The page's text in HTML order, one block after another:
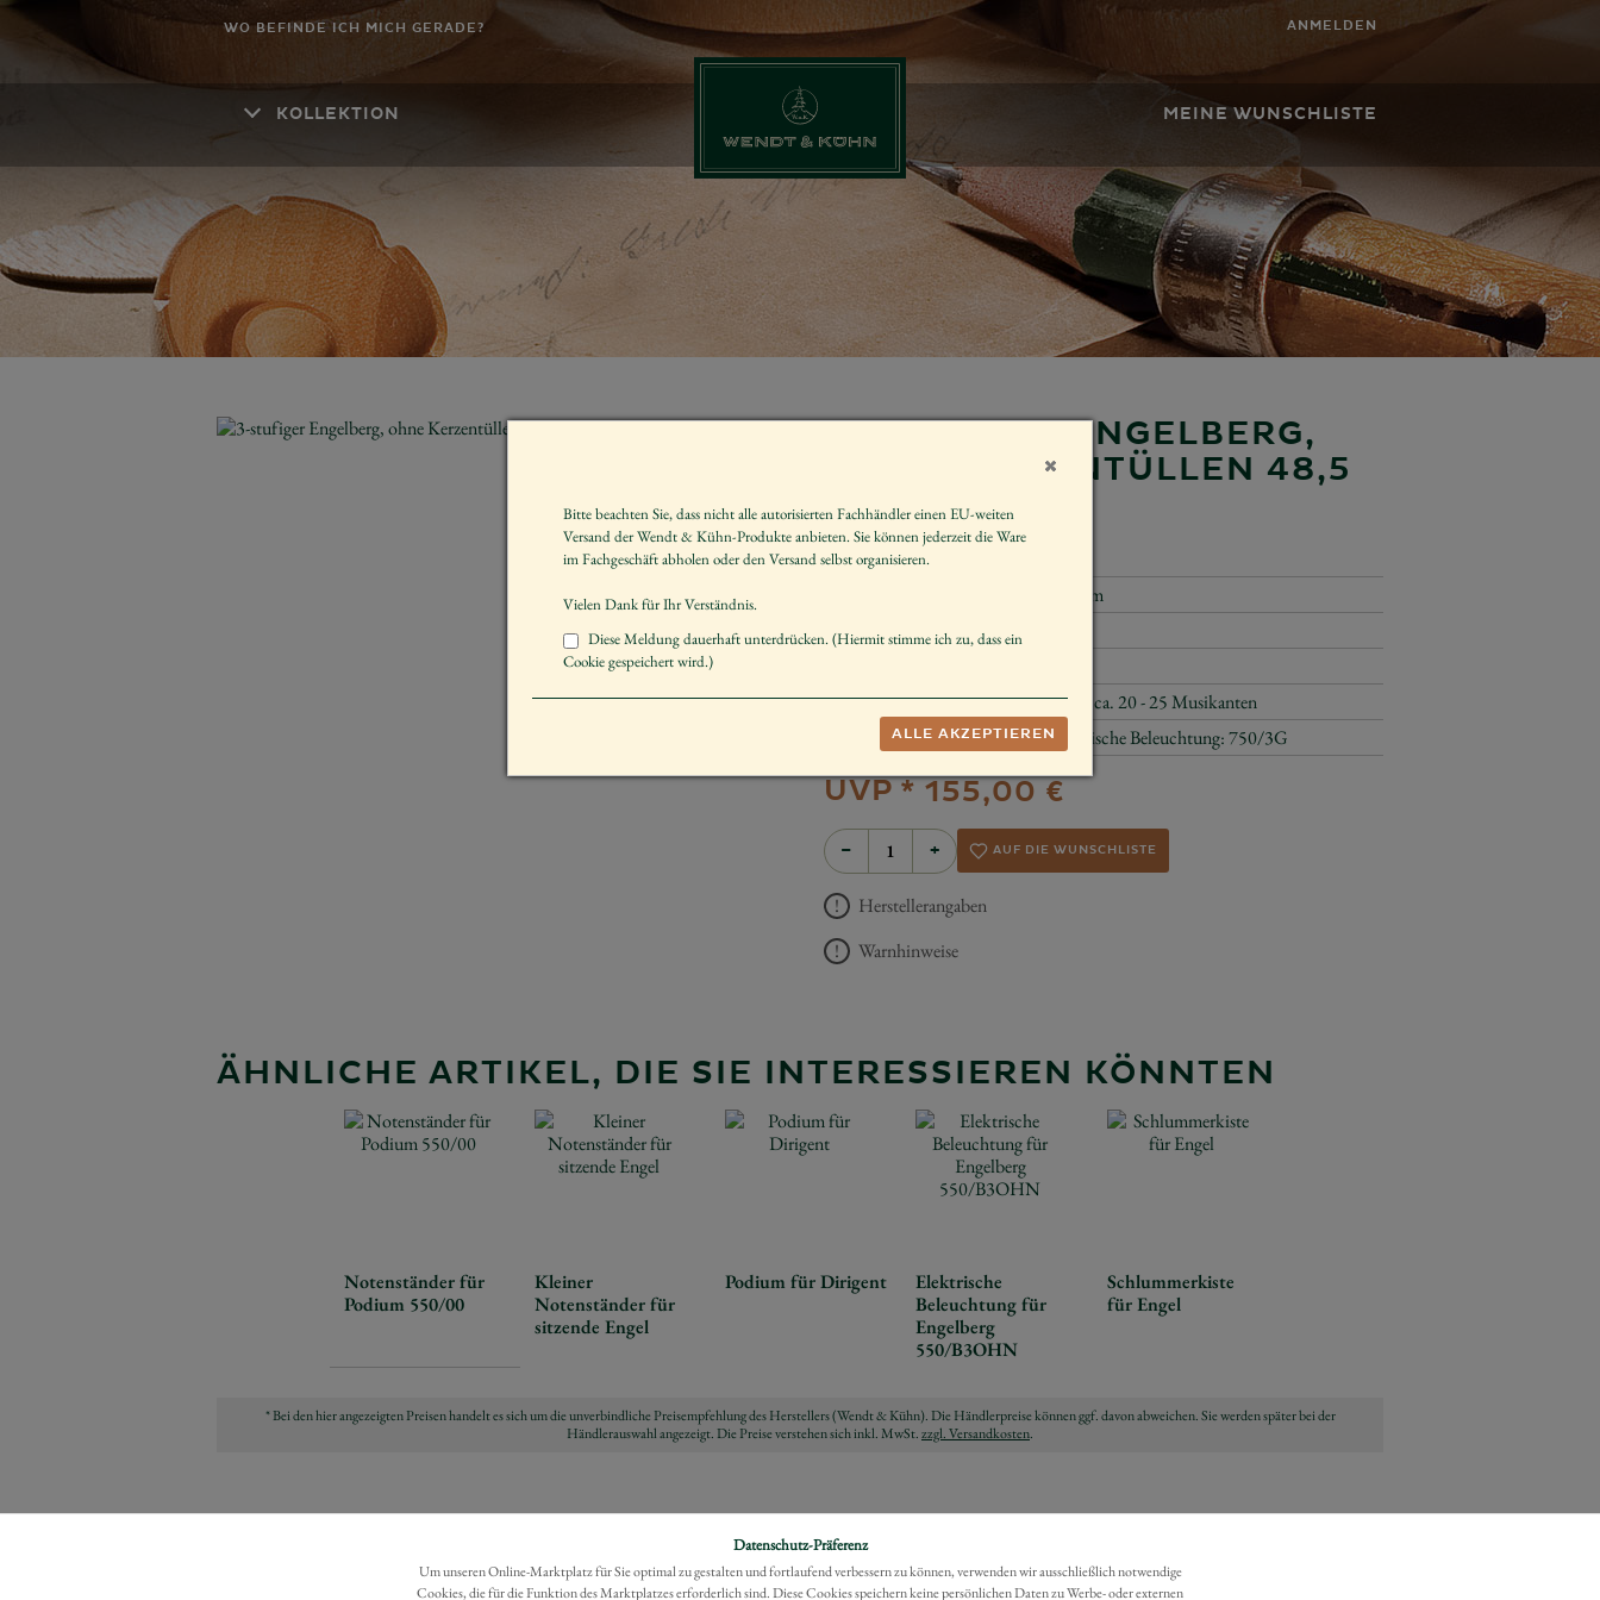
WO BEFINDE ICH MICH GERADE? ANMELDEN
KOLLEKTION MEINE WUNSCHLISTE
3-STUFIGER ENGELBERG,
OHNE KERZENTÜLLEN 48,5
X 24 X 6 CM
Artikelnummer
48,5 x 24 x 6 cm
Dekorieren
Advent
Hinweis
Bietet Platz für ca. 20 - 25 Musikanten
Hinweis 2
Passende elektrische Beleuchtung: 750/3G
UVP *155,00 €
− + AUF DIE WUNSCHLISTE
Herstellerangaben
Warnhinweise
ÄHNLICHE ARTIKEL, DIE SIE INTERESSIEREN KÖNNTEN
Notenständer für
Podium 550/00
Kleiner
Notenständer für
sitzende Engel
Podium für Dirigent
Elektrische
Beleuchtung für
Engelberg
550/B3OHN
Schlummerkiste
für Engel
* Bei den hier angezeigten Preisen handelt es sich um die unverbindliche Preisempfehlung des Herstellers (Wendt & Kühn). Die Händlerpreise können ggf. davon abweichen. Sie werden später bei der
Händlerauswahl angezeigt. Die Preise verstehen sich inkl. MwSt.zzgl. Versandkosten.
Datenschutz-Präferenz
Um unseren Online-Marktplatz für Sie optimal zu gestalten und fortlaufend verbessern zu können, verwenden wir ausschließlich notwendige
Cookies, die für die Funktion des Marktplatzes erforderlich sind. Diese Cookies speichern keine persönlichen Daten zu Werbe- oder externen
Bitte beachten Sie, dass nicht alle autorisierten Fachhändler einen EU-weiten
Versand der Wendt & Kühn-Produkte anbieten. Sie können jederzeit die Ware
im Fachgeschäft abholen oder den Versand selbst organisieren.
Vielen Dank für Ihr Verständnis.
Diese Meldung dauerhaft unterdrücken. (Hiermit stimme ich zu, dass ein
Cookie gespeichert wird.)
ALLE AKZEPTIEREN